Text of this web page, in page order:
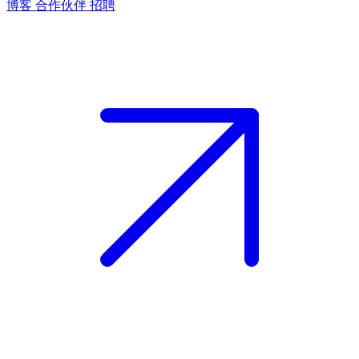
博客 合作伙伴 招聘